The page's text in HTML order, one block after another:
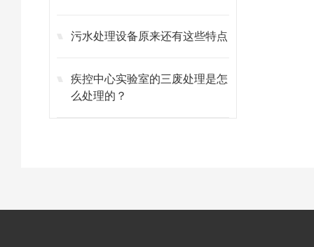
污水处理设备原来还有这些特点
疾控中心实验室的三废处理是怎
么处理的？